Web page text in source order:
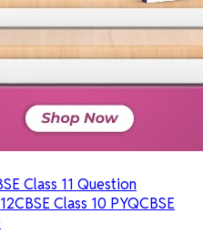
Class 11 Question
CBSE Class 10 PYQCBSE